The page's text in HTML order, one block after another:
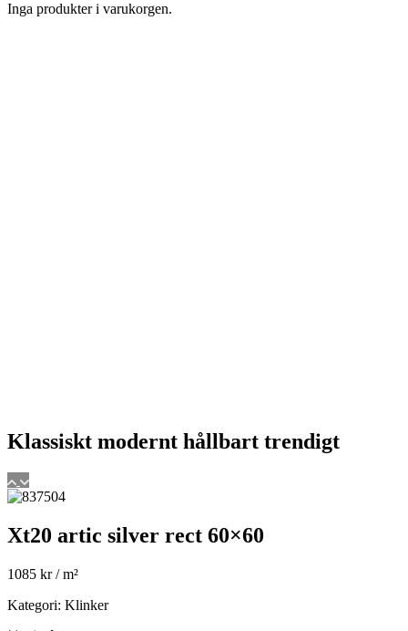
Inga produkter i varukorgen.
Klassiskt modernt hållbart trendigt
Xt20 artic silver rect 60×60
1085 kr/ m²
Kategori: Klinker